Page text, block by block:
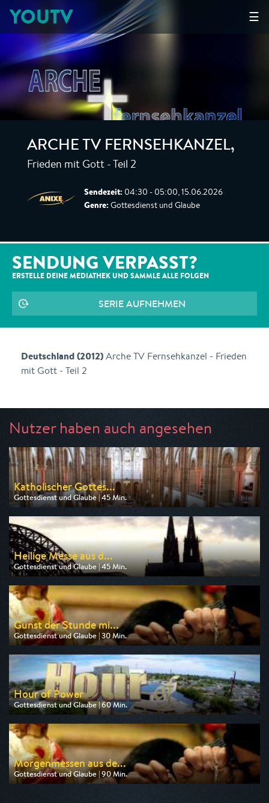
☰
YOUTV
ARCHE TV FERNSEHKANZEL,
Frieden mit Gott - Teil 2
Sendezeit: 04:30 - 05:00, 15.06.2026
Genre: Gottesdienst und Glaube
SENDUNG VERPASST?
ERSTELLE DEINE MEDIATHEK UND SAMMLE ALLE FOLGEN
SERIE AUFNEHMEN
Deutschland (2012)Arche TV Fernsehkanzel - Frieden
mit Gott - Teil 2
Nutzer haben auch angesehen
Katholischer Gottes...
Gottesdienst und Glaube | 45 Min.
Ausgestrahlt von ZDF
am 16.08.2026, 09:30
Heilige Messe aus d...
Gottesdienst und Glaube | 45 Min.
Ausgestrahlt von Bibel TV
am 11.08.2026, 08:00
Gunst der Stunde mi...
Gottesdienst und Glaube | 30 Min.
Ausgestrahlt von Anixe Plus
am 13.08.2026, 06:30
Hour of Power
Gottesdienst und Glaube | 60 Min.
Ausgestrahlt von Bibel TV
am 11.08.2026, 01:30
Morgenmessen aus de...
Gottesdienst und Glaube | 90 Min.
Ausgestrahlt von Bibel TV